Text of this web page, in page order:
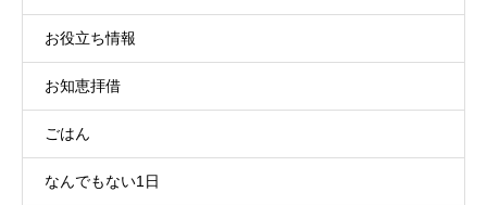
お役立ち情報
お知恵拝借
ごはん
なんでもない1日